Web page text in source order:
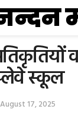
स्कूल
August 17, 2025